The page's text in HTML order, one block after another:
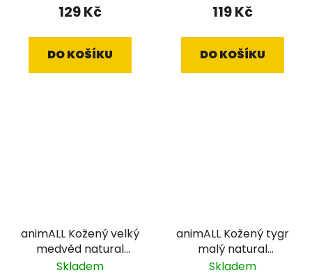
129 Kč
DO KOŠÍKU
119 Kč
DO KOŠÍKU
animALL Kožený velký
medvěd natural
podložený plstí, 35x22
Skladem
animALL Kožený tygr
malý natural
podložený plstí, 9x20
Skladem